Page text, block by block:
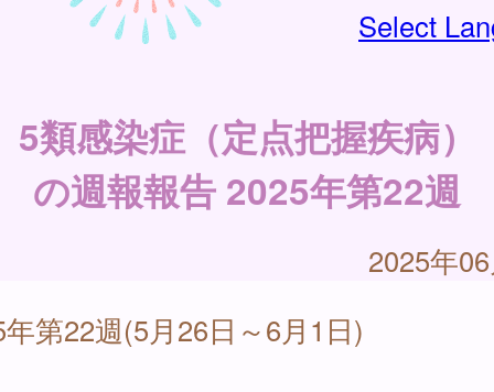
Select
5類感染症（定点把握疾病）
の週報報告 2025年第22週
2025年
第22週(5月26日～6月1日)